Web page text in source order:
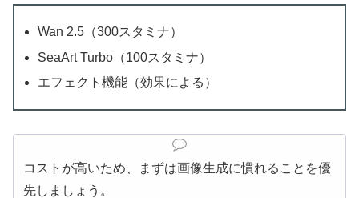
Wan 2.5（300スタミナ）
SeaArt Turbo（100スタミナ）
エフェクト機能（効果による）
コストが高いため、まずは画像生成に慣れることを優
先しましょう。